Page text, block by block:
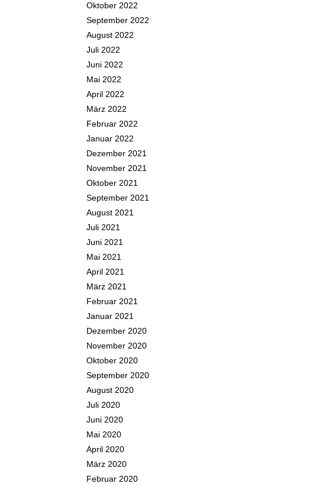
Oktober 2022
September 2022
August 2022
Juli 2022
Juni 2022
Mai 2022
April 2022
März 2022
Februar 2022
Januar 2022
Dezember 2021
November 2021
Oktober 2021
September 2021
August 2021
Juli 2021
Juni 2021
Mai 2021
April 2021
März 2021
Februar 2021
Januar 2021
Dezember 2020
November 2020
Oktober 2020
September 2020
August 2020
Juli 2020
Juni 2020
Mai 2020
April 2020
März 2020
Februar 2020